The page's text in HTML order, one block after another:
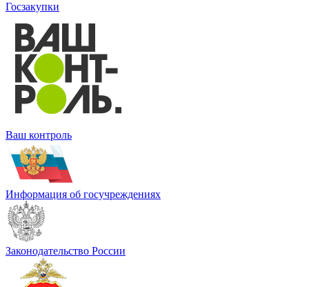
Госзакупки
Ваш контроль
Информация об госучреждениях
Законодательство России